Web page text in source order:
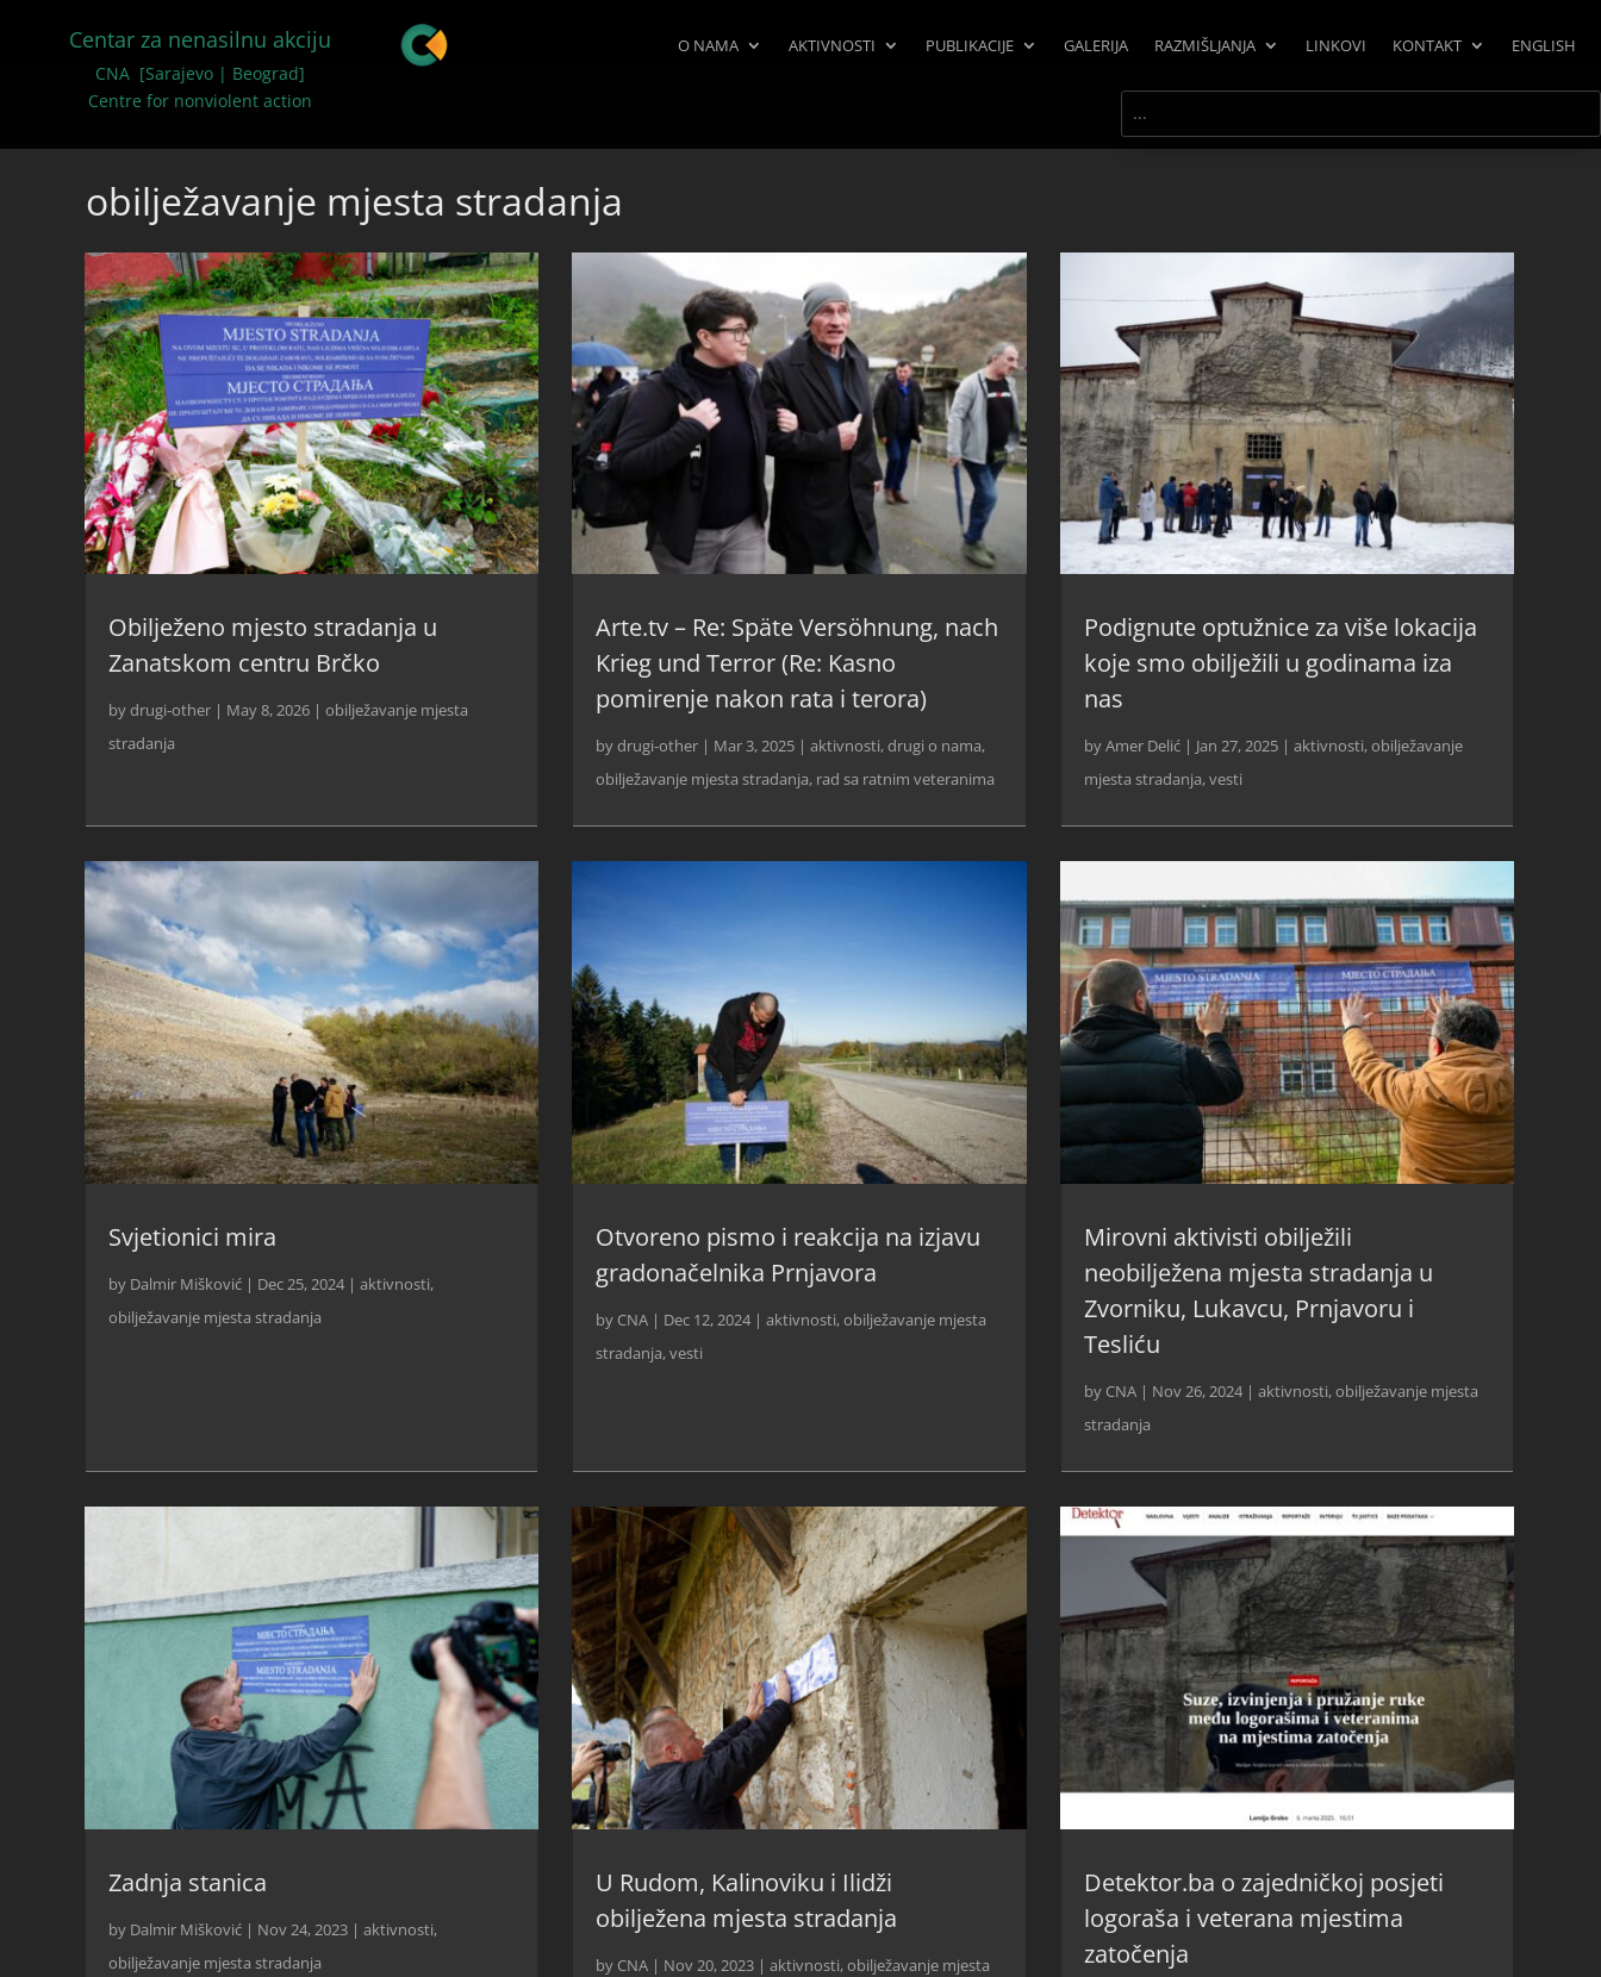
Centar za nenasilnu akciju
CNA [Sarajevo | Beograd]
Centre for nonviolent action
O NAMA AKTIVNOSTI PUBLIKACIJE GALERIJA RAZMIŠLJANJA LINKOVI KONTAKT ENGLISH
obilježavanje mjesta stradanja
Obilježeno mjesto stradanja u
Zanatskom centru Brčko
bydrugi-other | May 8, 2026 | obilježavanje mjesta
stradanja
Arte.tv – Re: Späte Versöhnung, nach
Krieg und Terror (Re: Kasno
pomirenje nakon rata i terora)
bydrugi-other | Mar 3, 2025 |aktivnosti,drugi o nama,
obilježavanje mjesta stradanja, rad sa ratnim veteranima
Podignute optužnice za više lokacija
koje smo obilježili u godinama iza
nas
byAmer Delić| Jan 27, 2025| aktivnosti,obilježavanje
mjesta stradanja,vesti
Svjetionici mira
by Dalmir Mišković | Dec 25, 2024 | aktivnosti,
obilježavanje mjesta stradanja
Otvoreno pismo i reakcija na izjavu
gradonačelnika Prnjavora
by CNA | Dec 12, 2024 |aktivnosti,obilježavanje mjesta
stradanja,vesti
Mirovni aktivisti obilježili
neobilježena mjesta stradanja u
Zvorniku, Lukavcu, Prnjavoru i
Tesliću
by CNA| Nov 26, 2024| aktivnosti,obilježavanje mjesta
stradanja
Zadnja stanica
by Dalmir Mišković | Nov 24, 2023 | aktivnosti,
obilježavanje mjesta stradanja
U Rudom, Kalinoviku i Ilidži
obilježena mjesta stradanja
by CNA | Nov 20, 2023 |aktivnosti,obilježavanje mjesta
Detektor.ba o zajedničkoj posjeti
logoraša i veterana mjestima
zatočenja